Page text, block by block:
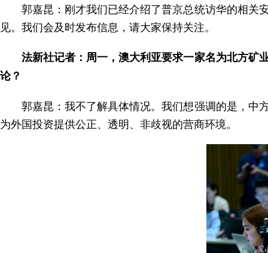
郭嘉昆：刚才我们已经介绍了普京总统访华的相关
见。我们会及时发布信息，请大家保持关注。
法新社记者：周一，澳大利亚要求一家名为北方矿
论？
郭嘉昆：我不了解具体情况。我们想强调的是，中
为外国投资提供公正、透明、非歧视的营商环境。